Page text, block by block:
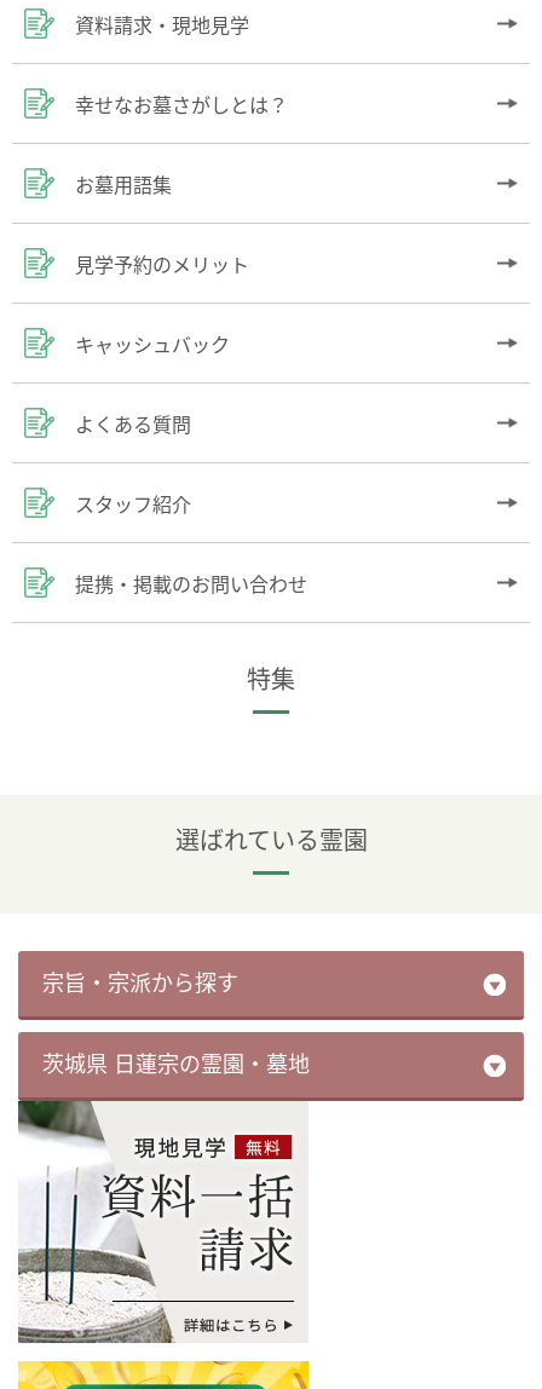
資料請求・現地見学
幸せなお墓さがしとは？
お墓用語集
見学予約のメリット
キャッシュバック
よくある質問
スタッフ紹介
提携・掲載のお問い合わせ
特集
選ばれている霊園
宗旨・宗派から探す
茨城県 日蓮宗の霊園・墓地